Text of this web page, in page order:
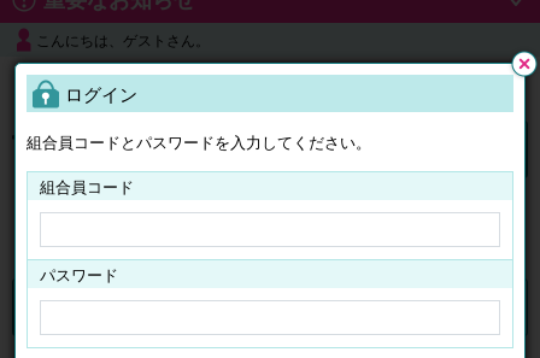
こんにちは、ゲストさん。
よくある質問
ログイン
チケット マイページ
ログイン
組合員コードとパスワードを入力してください。
組合員コード
パスワード